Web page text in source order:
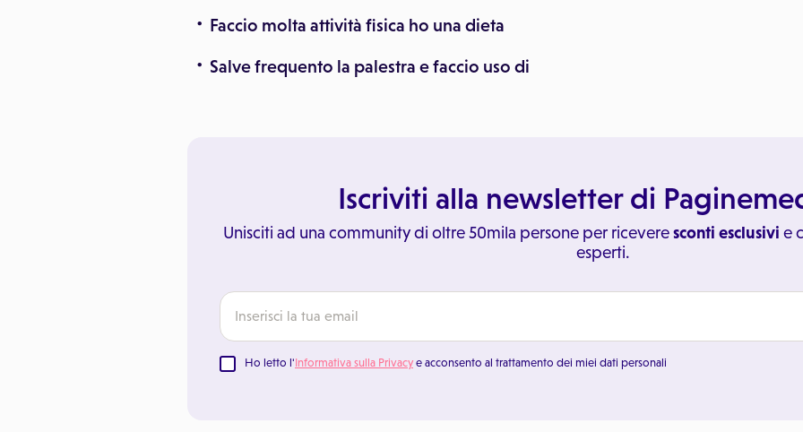
Faccio molta attività fisica ho una dieta
Salve frequento la palestra e faccio uso di
Iscriviti alla newsletter di
Unisciti ad una community di oltre 50mila persone per riceveresconti esclusivi e
esperti.
Ho letto l'Informativa sulla Privacy e acconsento al trattamento dei miei dati personali